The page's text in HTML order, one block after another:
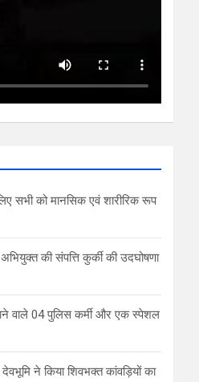
सभी को मानसिक एवं शारीरिक रूप
की संपत्ति कुर्की की उदघोषणा
वाले 04 पुलिस कर्मी और एक स्पेशल
ने किया शिवभक्त कांवड़ियों का